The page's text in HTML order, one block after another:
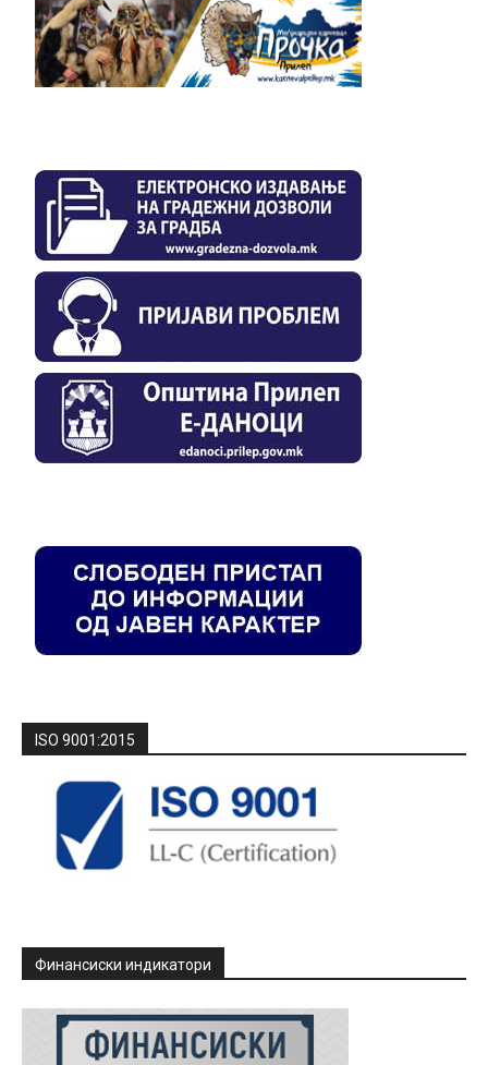
ISO 9001:2015
Финансиски индикатори